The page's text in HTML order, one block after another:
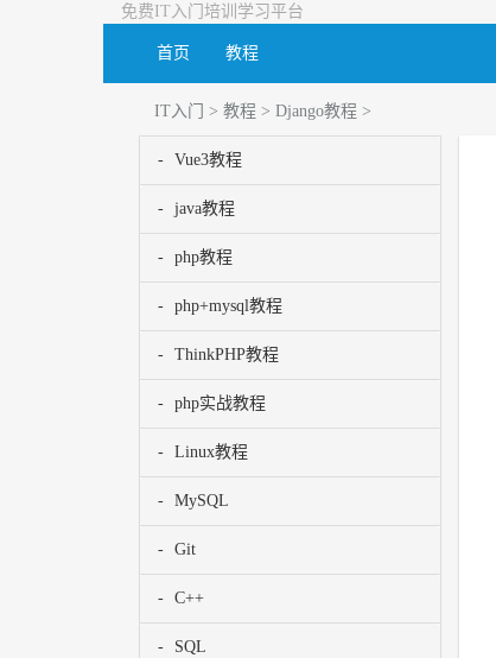
免费IT入门培训学习平台
首页 教程
IT入门 > 教程 > Django教程 >
Vue3教程
java教程
php教程
php+mysql教程
ThinkPHP教程
php实战教程
Linux教程
MySQL
Git
C++
SQL